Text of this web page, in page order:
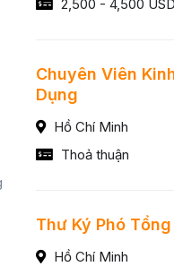
2,500 - 4,500 USD
Chuyên Viên
Dụng
Hồ Chí Minh
Thoả thuận
Thư Ký Phó
Hồ Chí Minh